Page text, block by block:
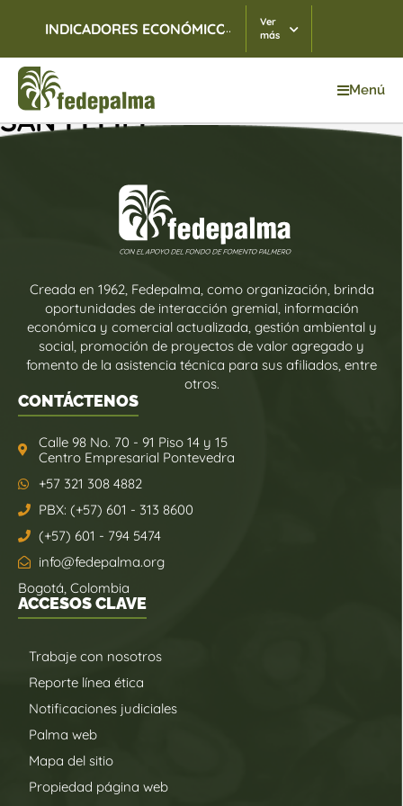
INDICADORES ECONÓMICOS TRM 07/08/2026
...
Ver
más
Menú
SAN FELIPE
Creada en 1962, Fedepalma, como organización, brinda
oportunidades de interacción gremial, información
económica y comercial actualizada, gestión ambiental y
social, promoción de proyectos de valor agregado y
fomento de la asistencia técnica para sus afiliados, entre
otros.
CONTÁCTENOS
Calle 98 No. 70 - 91 Piso 14 y 15
Centro Empresarial Pontevedra
+57 321 308 4882
PBX: (+57) 601 - 313 8600
(+57) 601 - 794 5474
info@fedepalma.org
Bogotá, Colombia
ACCESOS CLAVE
Trabaje con nosotros
Reporte línea ética
Notificaciones judiciales
Palma web
Mapa del sitio
Propiedad página web